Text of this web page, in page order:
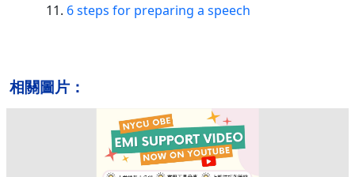
6 steps for preparing a speech
相關圖片：